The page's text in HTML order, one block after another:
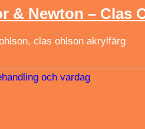
& Newton – Clas
clas ohlson akrylfärg